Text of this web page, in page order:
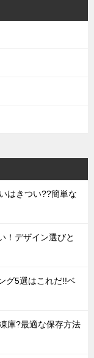
はきつい??簡単な
！デザイン選びと
グ5選はこれだ!!ベ
庫?最適な保存方法